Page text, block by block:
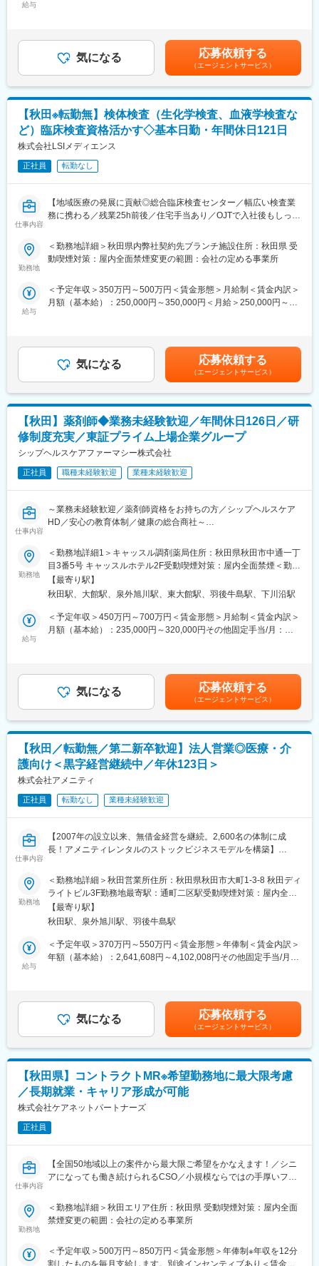
【同社について】
当社は売上高256億円、全国77拠点、従業員数570名規模を誇る調
剤機器メーカーです。1971年創業と半世紀以上歴史をもち、特に
1980年代から他社に先駆けてスウェーデンなどヨーロッパに販売
網を拡大してきました。国内だけでなく、海外での売上も安定的
に伸びているため経営が安定しています。
◇据付（搬入・組立・調整・取扱い説明）
◇保守（保守契約・点検契約）
◇整備（保守に含まない部品等の交換）
■取扱う医療機器
MRI装置、CT装置、X線撮影装置、超音波診断装置、骨密度測定
装置等
■主なお客様
病院、クリニック等の医療機関
■組織構成：
2名（男性2名）平均年齢37歳
お客様が満足する製品・サービス・ソリューションを提供するこ
とで、医療業界の課題を解決し人々の健康や豊かな生活に貢献す
■教育制度：
その他、状況に応じて各種研修もございます。
変更の範囲：会社の定める業務
給与
り、選考を通じて上下する可能性があります。月給(月額)は固定手
当を含めた表記です。
気になる 応募依頼する
（エージェントサービス）
【秋田※転勤無】検体検査（生化学検査、血液学検査な
ど）臨床検査資格活かす◇基本日勤・年間休日121日
株式会社LSIメディエンス
正社員 転勤なし
仕事内容
【地域医療の発展に貢献◎総合臨床検査センター／幅広い検査業
務に携わる／残業25h前後／住宅手当あり／OJTで入社後もしっか
■業務概要：
での検査業務を通じて、地域医療の発展に寄与する重要な役割を
担っていただきます。
・検体処理および測定、解析業務
・機器や試薬の管理
・検査結果の報告およびデータ管理
■組織体制：
当社契約先秋田県内ブランチラボでは、検体検査業務に携わるス
タッフがチームとして活動しています。顧客との良好なコミュニ
ケーションを重視し、質の高い検査サービスを提供するため、チ
ーム一丸となってサポート体制を整えています。臨床検査技師資
格を有する経験者が活躍できる環境です。
当社は日本国内において臨床検査をコア事業として展開する、国
内有数のヘルスケアサービス企業です。最先端の技術によって、
います。
当社を取り巻く市場環境は日々変化を続けています。その背景に
は、人々の健康に対するニーズがグローバルな規模で、高度化、
多様化を続けている現状があります。より確かな診断、より有効
な新薬を求める世界中の人々の痛切な願いに耳を傾け、タイムリ
ーに応えていくことが「健康で安全な社会の創造」をミッション
とする同社の社会的使命であり、責任でもあります。この使命や
変更の範囲：会社の定める業務
勤務地
＜勤務地詳細＞秋田県内弊社契約先ブランチ施設住所：秋田県 受
動喫煙対策：屋内全面禁煙変更の範囲：会社の定める事業所
給与
＜予定年収＞350万円～500万円＜賃金形態＞月給制＜賃金内訳＞
月額（基本給）：250,000円～350,000円＜月給＞250,000円～
り、選考を通じて上下する可能性があります。月給(月額)は固定手
当を含めた表記です。
気になる 応募依頼する
（エージェントサービス）
【秋田】薬剤師◆業務未経験歓迎／年間休日126日／研
修制度充実／東証プライム上場企業グループ
シップヘルスケアファーマシー株式会社
正社員 職種未経験歓迎 業種未経験歓迎
仕事内容
～業務未経験歓迎／薬剤師資格をお持ちの方／シップヘルスケア
HD／安心の教育体制／健康の総合商社～
■仕事内容：
処方監査、調剤、服薬支援、薬歴管理、在宅業務、OTC販売など
■診療科目：
一般内科／消化器内科／循環器内科／呼吸器内科／神経内科／脳
神経外科／整形外科／精神科・心療内科／眼科／耳鼻咽喉科／皮
膚科／泌尿器科／小児科
■当社について：
保険薬局だけでなく、有料老人ホームや訪問看護ステーションな
ルディングスのグループ企業でもあり、安定した環境の中で長く
働くことができます。
また、当社は次世代の薬局のあるべき形を見据えて、20年以上前
から在宅医療に取り組んでおり、今後の超高齢社会に対してもビ
ジネスとして十分な準備ができている会社です。
■やりがいは地域貢献：
地元に根づいた薬局を運営しているため、地元の患者様に多くご
利用をいただいている環境です。患者様対応や薬剤師サポートを
通じ、「ありがとう」の言葉をもらえることがやりがいです。地
■ライフステージの変化があっても安心して働ける会社：
・当社の社員が転職活動をしなくていい環境を作る。そんな思い
から、様々な福利厚生や待遇をご用意しています。仕事もプライ
りました。
勤務地
＜勤務地詳細1＞キャッスル調剤薬局住所：秋田県秋田市中通一丁
目3番5号 キャッスルホテル2F受動喫煙対策：屋内全面禁煙＜勤務
地詳細2＞すばる薬局住所：秋田県秋田市土崎土崎港中央6-2-1 受
動喫煙対策：屋内全面禁煙＜勤務地詳細3＞リリィ薬局 大館店住
寄駅：奥羽本線／大館駅受動喫煙対策：屋内全面禁煙変更の範
囲：会社の定める事業所
【最寄り駅】
秋田駅、大館駅、泉外旭川駅、東大館駅、羽後牛島駅、下川沿駅
給与
＜予定年収＞450万円～700万円＜賃金形態＞月給制＜賃金内訳＞
月額（基本給）：235,000円～320,000円その他固定手当/月：
当：5,000円賃金はあくまでも目安の金額であり、選考を通じて上
下する可能性があります。月給(月額)は固定手当を含めた表記で
す。
気になる 応募依頼する
（エージェントサービス）
【秋田／転勤無／第二新卒歓迎】法人営業◎医療・介
護向け＜黒字経営継続中／年休123日＞
株式会社アメニティ
正社員 転勤なし 業種未経験歓迎
仕事内容
【2007年の設立以来、無借金経営を継続。2,600名の体制に成
長！アメニティレンタルのストックビジネスモデルを構築】
を図るため、このたび新たな仲間をお迎えすることとなりまし
た。
■業務詳細：
病院や介護施設に向けて、入院・入所時に必要な衣類やタオル、
日用品などをレンタルできる「アメニティサポートシステム」を
提案する営業です。ニーズに応じて、人材派遣・紹介サービスや
献性も高く、今後の高齢化社会において成長が見込める成長産業
です。 また、病院や介護施設の業務軽減に貢献する事で、患者
様、利用者様へのサービス向上に直結する為、大変やりがいのあ
■キャリアアップについて：
本人の頑張りを昇給、昇格にて評価される制度が御座います。ま
た、事業拡大に伴い、新規の営業所も出店しており、営業所長や
エリアを管理する責任者などのポストがある為、早期のキャリア
アップが見込めます。 ※実際に入社4年前後で所長になった中途入
社の方もいらっしゃいます。
■会社情報：
当社は入院中に必要となるアメニティ(パジャマ・タオル・日用
品）をレンタルするアメニティサポートシステムを提供している
レンタルだけでなく、病院・介護施設内での申込の受付業務から
ご利用者への提供・回収・請求まで全て弊社で受け持っておりま
ットがあります。拠点は北海道から九州まで展開し、毎年増収・
増益と確実に業績伸長しています。
勤務地
＜勤務地詳細＞秋田営業所住所：秋田県秋田市大町1-3-8 秋田ディ
ライトビル3F勤務地最寄駅：通町二区駅受動喫煙対策：屋内全面
禁煙変更の範囲：本文参照
【最寄り駅】
秋田駅、泉外旭川駅、羽後牛島駅
給与
＜予定年収＞370万円～550万円＜賃金形態＞年俸制＜賃金内訳＞
年額（基本給）：2,641,608円～4,102,008円その他固定手当/月：
無＞有＜残業手当＞有＜給与補足＞※経験・能力・前職の給与など
を考慮するため上下する可能性があります・評価：年2回（4月・
10月/売上実績だけでなく取り組み姿勢や提案プロセスなどの定性
評価も重視）・年収例：370-480万円(主任/入社2-3年)⇒420-550
万円(係長/入社3-5年)賃金はあくまでも目安の金額であり、選考を
通じて上下する可能性があります。月給(月額)は固定手当を含めた
表記です。
気になる 応募依頼する
（エージェントサービス）
【秋田県】コントラクトMR※希望勤務地に最大限考慮
／長期就業・キャリア形成が可能
株式会社ケアネットパートナーズ
正社員
仕事内容
【全国50地域以上の案件から最大限ご希望をかなえます！／シニ
アになっても働き続けられるCSO／小規模ならではの手厚いフォ
■業務内容
PJT期間は1年～3年で、MRの資格・経験をお持ちの方であればご
勤務地
＜勤務地詳細＞秋田エリア住所：秋田県 受動喫煙対策：屋内全面
禁煙変更の範囲：会社の定める事業所
＜予定年収＞500万円～850万円＜賃金形態＞年俸制※年収を12分
割したものを毎月支給します。別途インセンティブあり＜賃金内